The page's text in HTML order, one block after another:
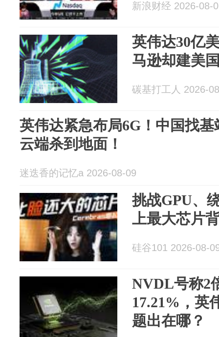
新浪财经 2026-08-
英伟达30亿
马逊却建美
碳基打工人 2026-
英伟达紧急布局6G！中国找
云端杀到地面！
迷迭香的记忆a 2026-08-09
挑战GPU、
上最大芯片
硅谷101 2026-08-
NVDL号称2
17.21%，英
题出在哪？